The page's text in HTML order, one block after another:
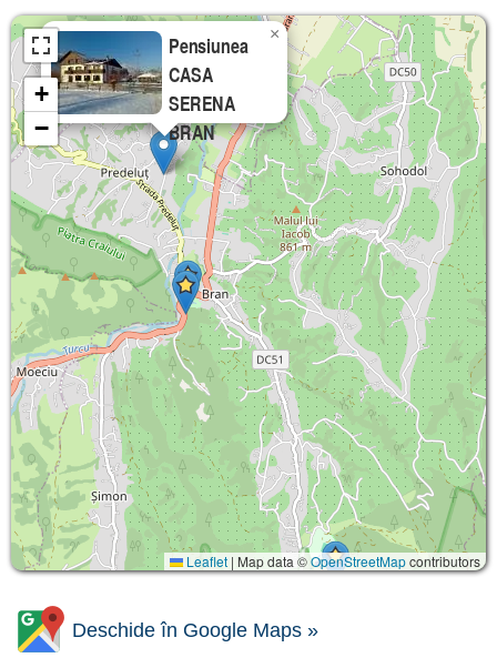
Pensiunea
CASA
SERENA
BRAN
×
+
−
Leaflet | Map data ©OpenStreetMapcontributors
Deschide în Google Maps »